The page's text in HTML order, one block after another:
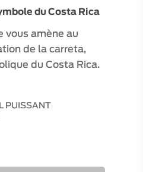
du Costa Rica
vous amène au
de la carreta,
du Costa Rica.
PUISSANT
ESPACE PRO
MON COMPTE